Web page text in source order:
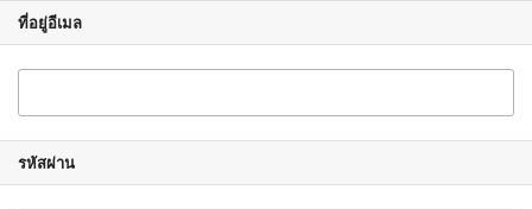
ที่อยู่อีเมล
รหัสผ่าน